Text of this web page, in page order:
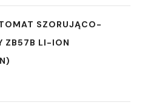
SZORUJĄCO-
ZB57B LI-ION